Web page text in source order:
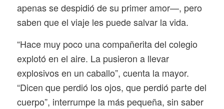
apenas se despidió de su primer amor—, pero
saben que el viaje les puede salvar la vida.
“Hace muy poco una compañerita del colegio
explotó en el aire. La pusieron a llevar
explosivos en un caballo”, cuenta la mayor.
“Dicen que perdió los ojos, que perdió parte del
cuerpo”, interrumpe la más pequeña, sin saber